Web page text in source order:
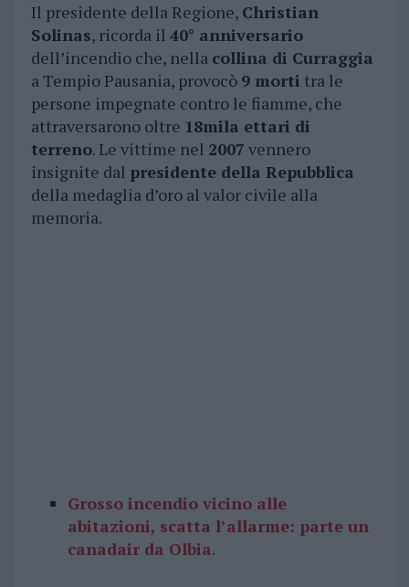
Il presidente della Regione, Christian
Solinas, ricorda il 40° anniversario
dell’incendio che, nella collina di Curraggia
a Tempio Pausania, provocò 9 morti tra le
persone impegnate contro le fiamme, che
attraversarono oltre 18mila ettari di
terreno. Le vittime nel 2007 vennero
insignite dal presidente della Repubblica
della medaglia d’oro al valor civile alla
memoria.
Grosso incendio vicino alle
abitazioni, scatta l’allarme: parte un
canadair da Olbia.